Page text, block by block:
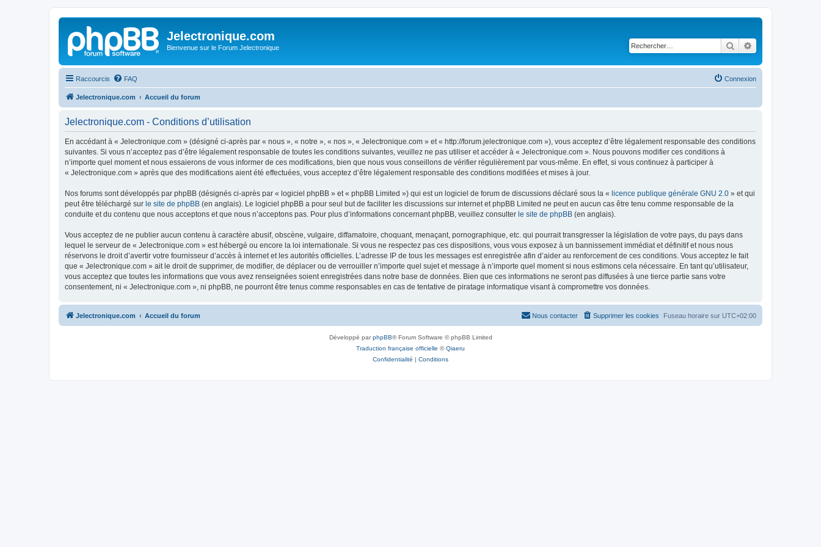
Jelectronique.com
Bienvenue sur le Forum Jelectronique Rechercher
Raccourcis FAQ Connexion
Jelectronique.com Accueil du forum
Jelectronique.com - Conditions d’utilisation
En accédant à « Jelectronique.com » (désigné ci-après par « nous », « notre », « nos », « Jelectronique.com » et « http://forum.jelectronique.com »), vous acceptez d’être légalement responsable des conditions
suivantes. Si vous n’acceptez pas d’être légalement responsable de toutes les conditions suivantes, veuillez ne pas utiliser et accéder à « Jelectronique.com ». Nous pouvons modifier ces conditions à
n’importe quel moment et nous essaierons de vous informer de ces modifications, bien que nous vous conseillons de vérifier régulièrement par vous-même. En effet, si vous continuez à participer à
« Jelectronique.com » après que des modifications aient été effectuées, vous acceptez d’être légalement responsable des conditions modifiées et mises à jour.
Nos forums sont développés par phpBB (désignés ci-après par « logiciel phpBB » et « phpBB Limited ») qui est un logiciel de forum de discussions déclaré sous la « licence publique générale GNU 2.0 » et qui
peut être téléchargé sur le site de phpBB (en anglais). Le logiciel phpBB a pour seul but de faciliter les discussions sur internet et phpBB Limited ne peut en aucun cas être tenu comme responsable de la
conduite et du contenu que nous acceptons et que nous n’acceptons pas. Pour plus d’informations concernant phpBB, veuillez consulter le site de phpBB (en anglais).
Vous acceptez de ne publier aucun contenu à caractère abusif, obscène, vulgaire, diffamatoire, choquant, menaçant, pornographique, etc. qui pourrait transgresser la législation de votre pays, du pays dans
lequel le serveur de « Jelectronique.com » est hébergé ou encore la loi internationale. Si vous ne respectez pas ces dispositions, vous vous exposez à un bannissement immédiat et définitif et nous nous
réservons le droit d’avertir votre fournisseur d’accès à internet et les autorités officielles. L’adresse IP de tous les messages est enregistrée afin d’aider au renforcement de ces conditions. Vous acceptez le fait
que « Jelectronique.com » ait le droit de supprimer, de modifier, de déplacer ou de verrouiller n’importe quel sujet et message à n’importe quel moment si nous estimons cela nécessaire. En tant qu’utilisateur,
vous acceptez que toutes les informations que vous avez renseignées soient enregistrées dans notre base de données. Bien que ces informations ne seront pas diffusées à une tierce partie sans votre
consentement, ni « Jelectronique.com », ni phpBB, ne pourront être tenus comme responsables en cas de tentative de piratage informatique visant à compromettre vos données.
Jelectronique.com Accueil du forum Fuseau horaire sur UTC+02:00
Supprimer les cookies
Nous contacter
Développé parphpBB® Forum Software © phpBB Limited
Traduction française officielle ©Qiaeru
Confidentialité | Conditions